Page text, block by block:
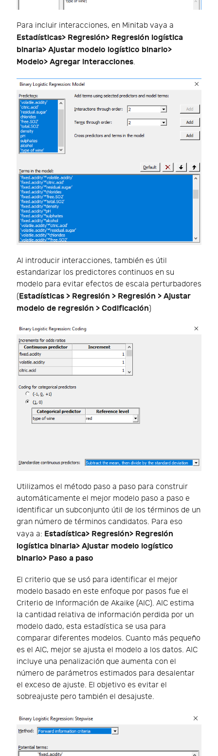
Para incluir interacciones, en Minitab vaya a
Estadísticas> Regresión> Regresión logística
binaria> Ajustar modelo logístico binario>
Modelo> Agregar interacciones.
Al introducir interacciones, también es útil
estandarizar los predictores continuos en su
modelo para evitar efectos de escala perturbadores
(Estadísticas > Regresión > Regresión > Ajustar
modelo de regresión > Codificación)
Utilizamos el método paso a paso para construir
automáticamente el mejor modelo paso a paso e
identificar un subconjunto útil de los términos de un
gran número de términos candidatos. Para eso
vaya a: Estadística> Regresión> Regresión
logística binaria> Ajustar modelo logístico
binario> Paso a paso
El criterio que se usó para identificar el mejor
modelo basado en este enfoque por pasos fue el
Criterio de Información de Akaike (AIC). AIC estima
la cantidad relativa de información perdida por un
modelo dado, esta estadística se usa para
comparar diferentes modelos. Cuanto más pequeño
es el AIC, mejor se ajusta el modelo a los datos. AIC
incluye una penalización que aumenta con el
número de parámetros estimados para desalentar
el exceso de ajuste. El objetivo es evitar el
sobreajuste pero también el desajuste.